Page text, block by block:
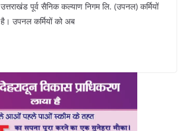
er e
m
k
n
ar
पूर्व सैनिक कल्याण निगम लि. (उपनल) कर्मियों
है। उपनल कर्मियों को अब